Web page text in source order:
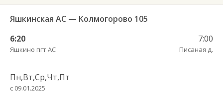
Яшкинская АС — Колмогорово 105
6:20
Яшкино пгт АС
7:00
Писаная д.
Пн,Вт,Ср,Чт,Пт
с 09.01.2025